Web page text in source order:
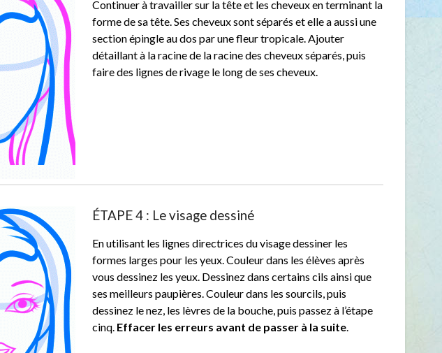
Continuer à travailler sur la tête et les cheveux en terminant la
forme de sa tête. Ses cheveux sont séparés et elle a aussi une
section épingle au dos par une fleur tropicale. Ajouter
détaillant à la racine de la racine des cheveux séparés, puis
faire des lignes de rivage le long de ses cheveux.
ÉTAPE 4 : Le visage dessiné
En utilisant les lignes directrices du visage dessiner les
formes larges pour les yeux. Couleur dans les élèves après
vous dessinez les yeux. Dessinez dans certains cils ainsi que
ses meilleurs paupières. Couleur dans les sourcils, puis
dessinez le nez, les lèvres de la bouche, puis passez à l’étape
cinq. Effacer les erreurs avant de passer à la suite.